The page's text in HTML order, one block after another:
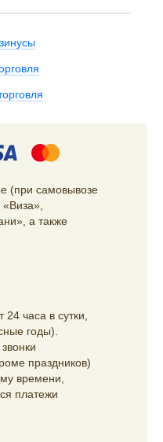
(при самовывозе
а также
часа в сутки,
годы).
праздников)
времени,
платежи